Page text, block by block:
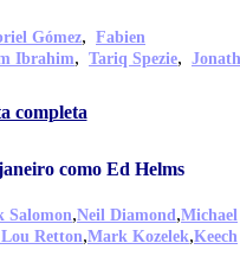
Gómez, Fabien
Ibrahim, Tariq Spezie,
completa
como Ed Helms
Salomon,Neil Diamond,Michael
Retton,Mark Kozelek,Keech